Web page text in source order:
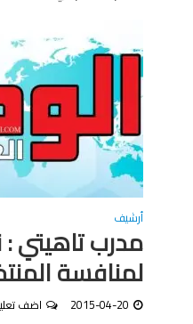
أرشيف
لمنافسة
2015-04-20 اضف